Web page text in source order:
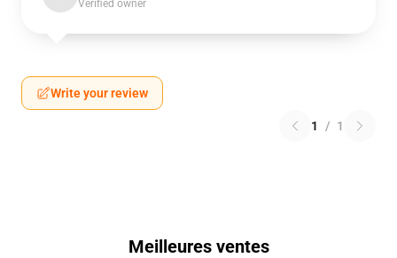
Verified owner
Write your review
1 / 1
Meilleures ventes